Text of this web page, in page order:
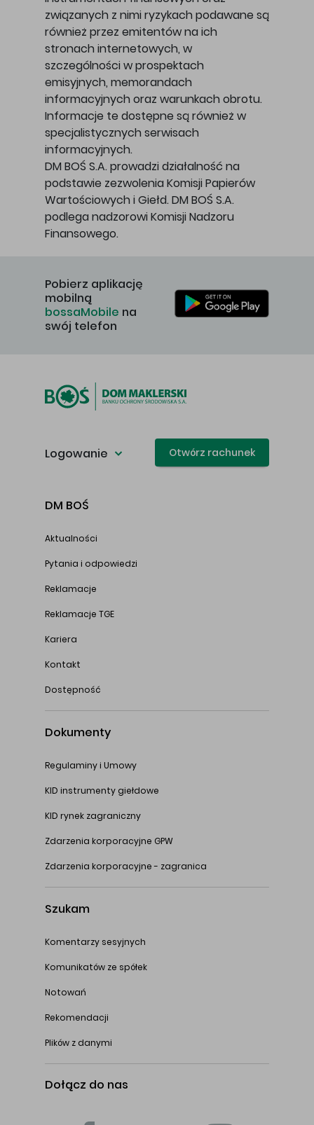
związanych z nimi ryzykach podawane są
również przez emitentów na ich
stronach internetowych, w
szczególności w prospektach
emisyjnych, memorandach
informacyjnych oraz warunkach obrotu.
Informacje te dostępne są również w
specjalistycznych serwisach
informacyjnych.
DM BOŚ S.A. prowadzi działalność na
podstawie zezwolenia Komisji Papierów
Wartościowych i Giełd. DM BOŚ S.A.
podlega nadzorowi Komisji Nadzoru
Finansowego.
Pobierz aplikację
mobilną
bossaMobile na
swój telefon
Logowanie Otwórz rachunek
DM BOŚ
Aktualności
Pytania i odpowiedzi
Reklamacje
Reklamacje TGE
Kariera
Kontakt
Dostępność
Dokumenty
Regulaminy i Umowy
KID instrumenty giełdowe
KID rynek zagraniczny
Zdarzenia korporacyjne GPW
Zdarzenia korporacyjne - zagranica
Szukam
Komentarzy sesyjnych
Komunikatów ze spółek
Notowań
Rekomendacji
Plików z danymi
Dołącz do nas